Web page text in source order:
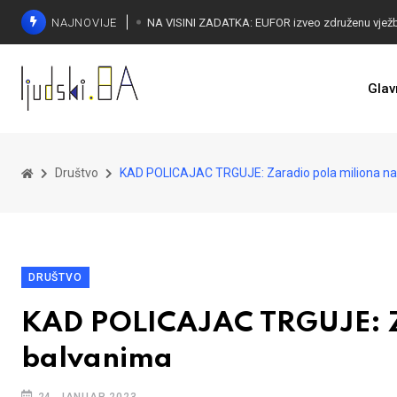
NAJNOVIJE
Društvo KAD POLICAJAC TRGUJE: Zaradio pola miliona
DRUŠTVO
KAD POLICAJAC
balvanima